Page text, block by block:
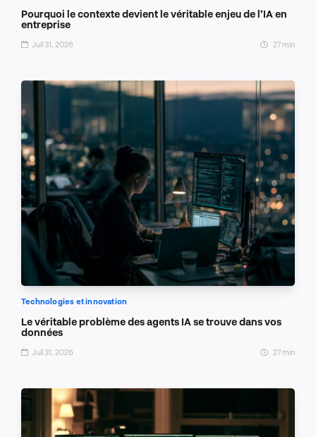
Pourquoi le contexte devient le véritable enjeu de l’IA en
entreprise
Juil 31, 2026 27 min
Technologies et innovation
Le véritable problème des agents IA se trouve dans vos
données
Juil 31, 2026 27 min